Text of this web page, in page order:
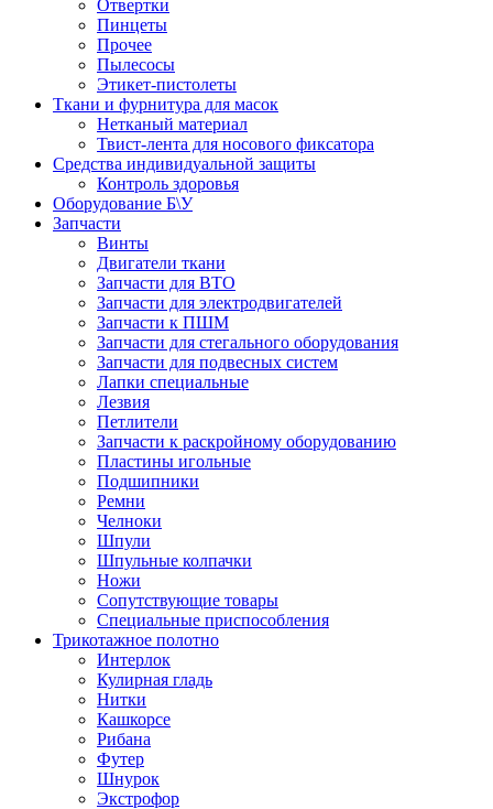
Отвертки
Пинцеты
Прочее
Пылесосы
Этикет-пистолеты
Ткани и фурнитура для масок
Нетканый материал
Твист-лента для носового фиксатора
Средства индивидуальной защиты
Контроль здоровья
Оборудование Б\У
Запчасти
Винты
Двигатели ткани
Запчасти для ВТО
Запчасти для электродвигателей
Запчасти к ПШМ
Запчасти для стегального оборудования
Запчасти для подвесных систем
Лапки специальные
Лезвия
Петлители
Запчасти к раскройному оборудованию
Пластины игольные
Подшипники
Ремни
Челноки
Шпули
Шпульные колпачки
Ножи
Сопутствующие товары
Специальные приспособления
Трикотажное полотно
Интерлок
Кулирная гладь
Нитки
Кашкорсе
Рибана
Футер
Шнурок
Экстрофор